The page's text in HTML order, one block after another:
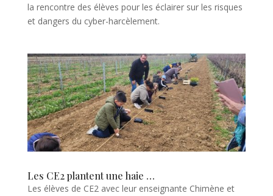
la rencontre des élèves pour les éclairer sur les risques
et dangers du cyber-harcèlement.
Les CE2 plantent une haie …
Les élèves de CE2 avec leur enseignante Chimène et